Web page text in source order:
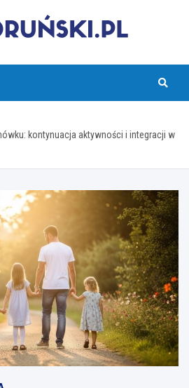
kontynuacja aktywności i integracji w